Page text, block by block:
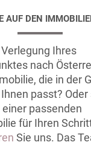
AUF DEN
Ihres
nach
die in der
passt? Oder
passenden
für Ihren
Sie uns. Das